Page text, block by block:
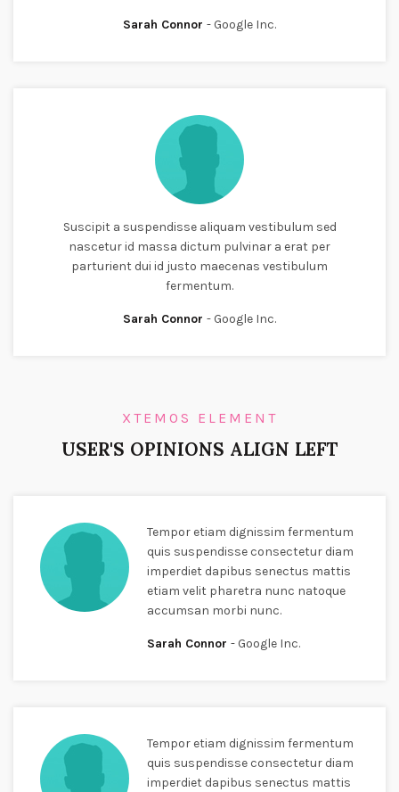
Sarah Connor Google Inc.
Suscipit a suspendisse aliquam vestibulum sed
nascetur id massa dictum pulvinar a erat per
parturient dui id justo maecenas vestibulum
fermentum.
Sarah Connor Google Inc.
XTEMOS ELEMENT
USER'S OPINIONS ALIGN LEFT
Tempor etiam dignissim fermentum
quis suspendisse consectetur diam
imperdiet dapibus senectus mattis
etiam velit pharetra nunc natoque
accumsan morbi nunc.
Sarah Connor Google Inc.
Tempor etiam dignissim fermentum
quis suspendisse consectetur diam
imperdiet dapibus senectus mattis